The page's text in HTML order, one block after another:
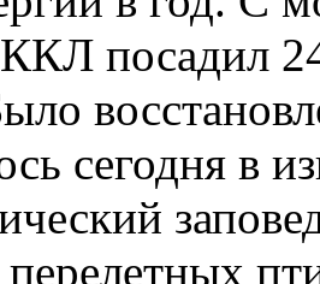
посадил
сегодня в